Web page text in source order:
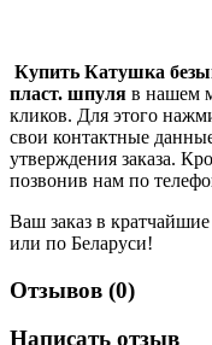
Купить Катушка
пласт. шпуля в нашем
кликов. Для этого
свои контактные
утверждения заказа.
позвонив нам по
Ваш заказ в
или по Беларуси!
Отзывов (0)
Написать отзыв